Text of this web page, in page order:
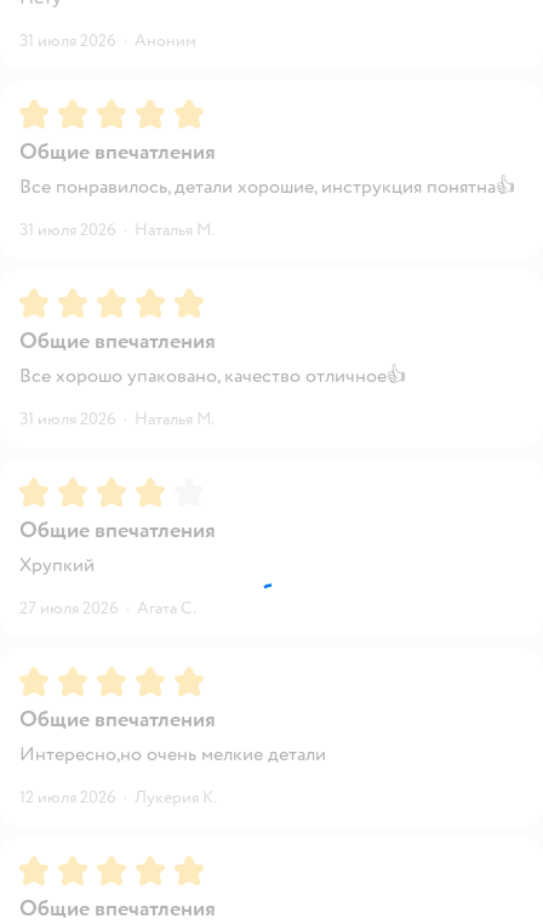
31 июля 2026 · Аноним
Рейтинг:5
Общие впечатления
Все понравилось, детали хорошие, инструкция понятна👍
31 июля 2026 · Наталья М.
Рейтинг:5
Общие впечатления
Все хорошо упаковано, качество отличное👍
31 июля 2026 · Наталья М.
Рейтинг:4
Общие впечатления
Хрупкий
27 июля 2026 · Агата С.
Рейтинг:5
Общие впечатления
Интересно,но очень мелкие детали
12 июля 2026 · Лукерия К.
Рейтинг:5
Общие впечатления